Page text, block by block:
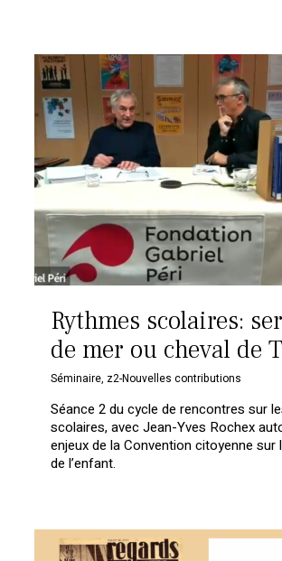
Rythmes scolaires:
de mer ou cheval de
Séminaire, z2-Nouvelles contributions
Séance 2 du cycle de rencontres sur
scolaires, avec Jean-Yves Rochex
enjeux de la Convention citoyenne sur
de l’enfant.